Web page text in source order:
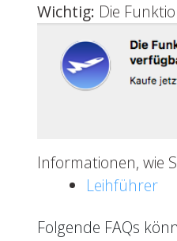
Wichtig: Die
Informationen, wie
Leihführer
Folgende FAQs